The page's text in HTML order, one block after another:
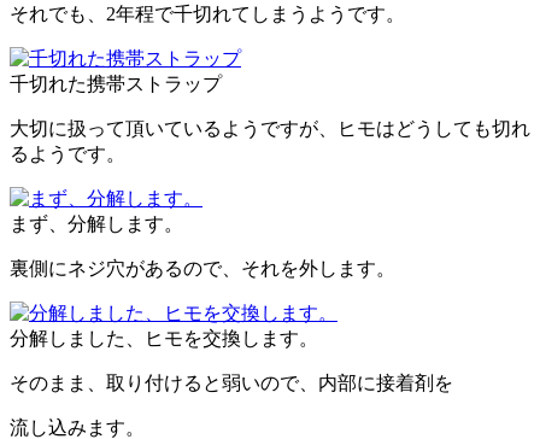
それでも、2年程で千切れてしまうようです。
千切れた携帯ストラップ
大切に扱って頂いているようですが、ヒモはどうしても切れ
るようです。
まず、分解します。
裏側にネジ穴があるので、それを外します。
分解しました、ヒモを交換します。
そのまま、取り付けると弱いので、内部に接着剤を
流し込みます。